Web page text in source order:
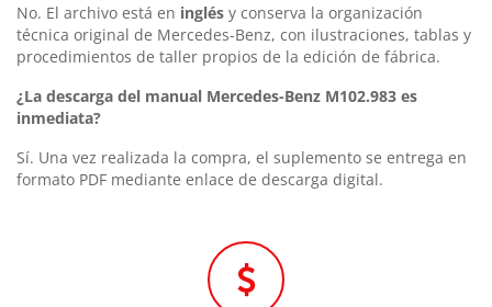
No. El archivo está en inglés y conserva la organización
técnica original de Mercedes-Benz, con ilustraciones, tablas y
procedimientos de taller propios de la edición de fábrica.
¿La descarga del manual Mercedes-Benz M102.983 es
inmediata?
Sí. Una vez realizada la compra, el suplemento se entrega en
formato PDF mediante enlace de descarga digital.